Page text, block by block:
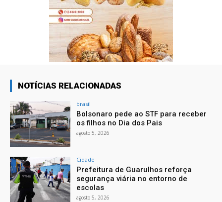
NOTÍCIAS RELACIONADAS
brasil
Bolsonaro pede ao STF para receber
os filhos no Dia dos Pais
agosto 5, 2026
Cidade
Prefeitura de Guarulhos reforça
segurança viária no entorno de
escolas
agosto 5, 2026